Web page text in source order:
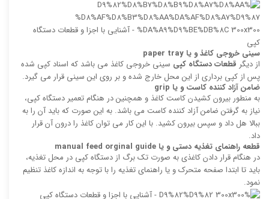
سینی خروجی کاغذ و یا paper tray
از دیگر قطعات دستگاه کپی سینی خروجی کاغذ می باشد که اسناد کپی شده
پس از کپی برداری از این محل خارج شده و بر روی این سینی قرار می گیرد.
ضامن آزاد کننده کاست و یا grip
به منطور بیرون کشیدن کاست کاغذ و همچنین در هنگام تعمیر دستگاه کپی،
نیاز به گرفتن ضامن آزاد کننده کاست می باشد. به این صورت که باید آن را به
ببالا هل داد و سپس بیرون کشید. با این کار می توان کاغذ را درون آن قرار
داد.
قطعه راهنمای تغذیه دستی و یا manual feed orginal guide
در هنگام قرار دادن کاغذی به صورت تک برگ از دستگاه کپی در محل تغذیه،
باید تا ابتدا صفحه متحرک و یا راهنمای تغذیه را با توجه به اندازه کاغذ تنظیم
نمود.